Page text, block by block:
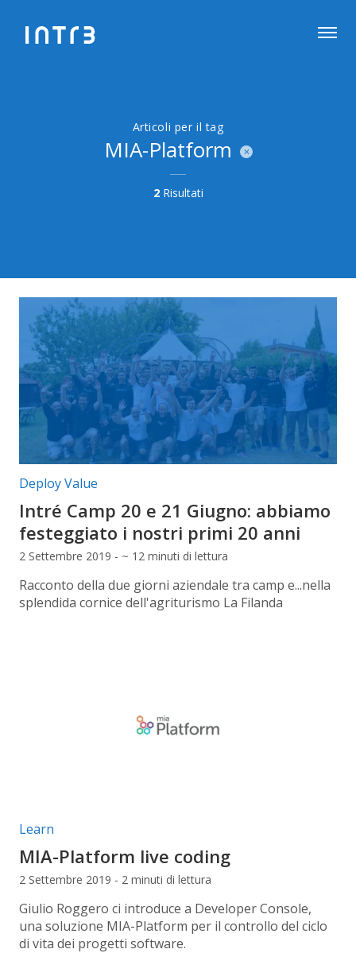
Articoli per il tag
MIA-Platform
2Risultati
Categorie articolo:
Deploy Value
Intré Camp 20 e 21 Giugno: abbiamo
festeggiato i nostri primi 20 anni
2 Settembre 2019 - ~ 12 minuti di lettura
Racconto della due giorni aziendale tra camp e...nella
splendida cornice dell'agriturismo La Filanda
Categorie articolo:
Learn
MIA-Platform live coding
2 Settembre 2019 - 2 minuti di lettura
Giulio Roggero ci introduce a Developer Console,
una soluzione MIA-Platform per il controllo del ciclo
di vita dei progetti software.